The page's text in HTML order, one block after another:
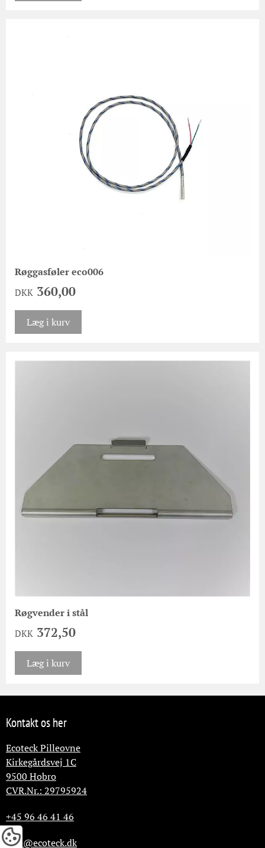
Røggasføler eco006
DKK 360,00
Læg i kurv
Røgvender i stål
DKK 372,50
Læg i kurv
Kontakt os her
Ecoteck Pilleovne
Kirkegårdsvej 1C
9500 Hobro
CVR.Nr.: 29795924
+45 96 46 41 46
info@ecoteck.dk